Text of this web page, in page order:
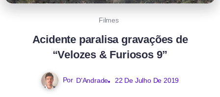
Filmes
Acidente paralisa gravações de
“Velozes & Furiosos 9”
Por D'Andrade 22 De Julho De 2019